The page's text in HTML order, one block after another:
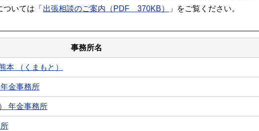
いては「 出張相談のご案内（PDF 370KB） 」をご覧ください。
事務所名
本 （くまもと）
金事務所
年金事務所